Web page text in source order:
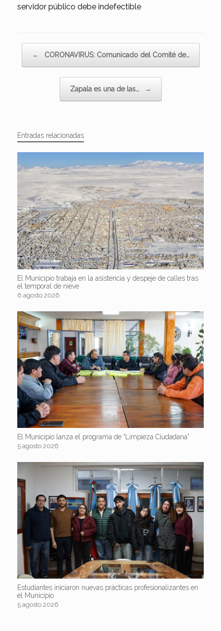
servidor público debe indefectible
← CORONAVIRUS: Comunicado del Comité de…
Zapala es una de las… →
Entradas relacionadas
El Municipio trabaja en la asistencia y despeje de calles tras
el temporal de nieve
6 agosto 2026
El Municipio lanza el programa de “Limpieza Ciudadana”
5 agosto 2026
Estudiantes iniciaron nuevas prácticas profesionalizantes en
el Municipio
5 agosto 2026